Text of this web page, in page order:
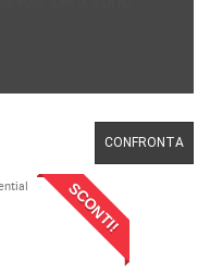
CONFRONTA
SCONTI!